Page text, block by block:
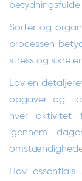
Sortér og
processen
stress og sikre
Lav en
opgaver og
hver
igennem
Hav